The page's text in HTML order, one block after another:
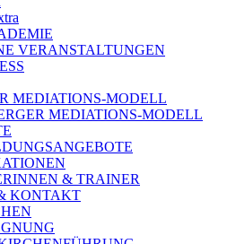
VERANSTALTUNGEN
MEDIATIONS-MODELL
MEDIATIONS-MODELL
& TRAINER
KONTAKT